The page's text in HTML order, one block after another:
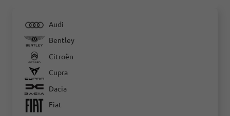
Audi
Bentley
Citroën
Cupra
Dacia
Fiat